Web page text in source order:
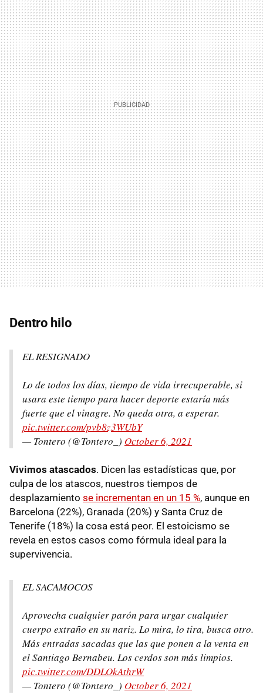
Dentro hilo
EL RESIGNADO
Lo de todos los días, tiempo de vida irrecuperable, si
usara este tiempo para hacer deporte estaría más
fuerte que el vinagre. No queda otra, a esperar.
pic.twitter.com/pvb8z3WUbY
— Tontero (@Tontero_) October 6, 2021
Vivimos atascados. Dicen las estadísticas que, por
culpa de los atascos, nuestros tiempos de
desplazamiento se incrementan en un 15 %, aunque en
Barcelona (22%), Granada (20%) y Santa Cruz de
Tenerife (18%) la cosa está peor. El estoicismo se
revela en estos casos como fórmula ideal para la
supervivencia.
EL SACAMOCOS
Aprovecha cualquier parón para urgar cualquier
cuerpo extraño en su nariz. Lo mira, lo tira, busca otro.
Más entradas sacadas que las que ponen a la venta en
el Santiago Bernabeu. Los cerdos son más limpios.
pic.twitter.com/DDLOkAthrW
— Tontero (@Tontero_) October 6, 2021